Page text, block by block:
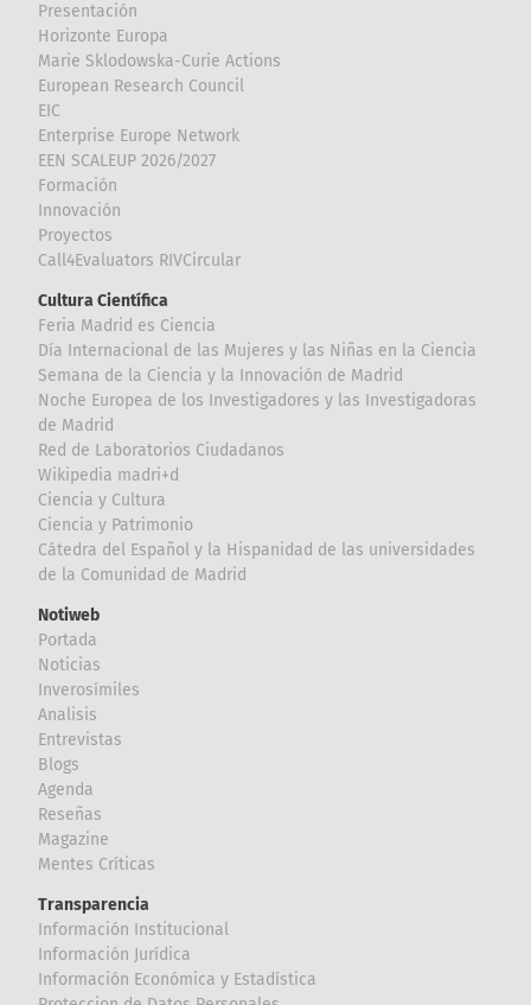
Presentación
Horizonte Europa
Marie Sklodowska-Curie Actions
European Research Council
EIC
Enterprise Europe Network
EEN SCALEUP 2026/2027
Formación
Innovación
Proyectos
Call4Evaluators RIVCircular
Cultura Científica
Feria Madrid es Ciencia
Día Internacional de las Mujeres y las Niñas en la Ciencia
Semana de la Ciencia y la Innovación de Madrid
Noche Europea de los Investigadores y las Investigadoras
de Madrid
Red de Laboratorios Ciudadanos
Wikipedia madri+d
Ciencia y Cultura
Ciencia y Patrimonio
Cátedra del Español y la Hispanidad de las universidades
de la Comunidad de Madrid
Notiweb
Portada
Noticias
Inverosímiles
Analisis
Entrevistas
Blogs
Agenda
Reseñas
Magazine
Mentes Críticas
Transparencia
Información Institucional
Información Jurídica
Información Económica y Estadística